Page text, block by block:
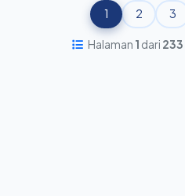
1 2 3
Halaman 1 dari 233